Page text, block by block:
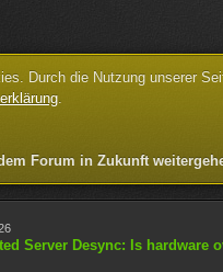
Durch die Nutzung unserer
.
Forum in Zukunft
Server Desync: Is hardware